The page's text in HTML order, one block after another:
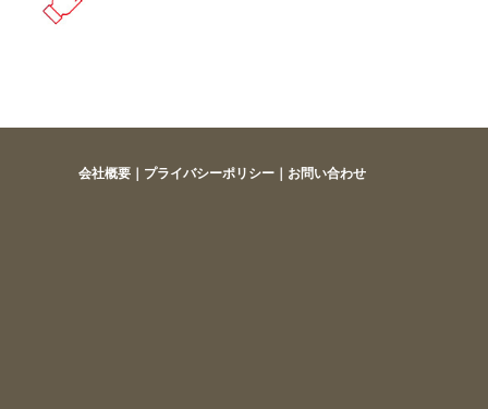
会社概要 ｜ プライバシーポリシー ｜ お問い合わせ